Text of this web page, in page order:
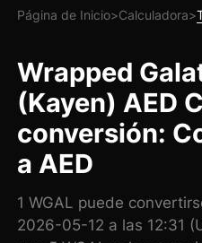
Página de Inicio>Calculadora>
Wrapped
(Kayen) AED
conversión:
a AED
1 WGAL puede
2026-05-12 a las 12:31